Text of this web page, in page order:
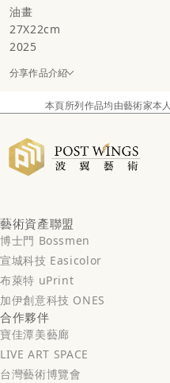
油畫
27X22cm
2025
分享作品介紹
本頁所列作品均由藝術家本
藝術資產聯盟
博士門 Bossmen
宣城科技 Easicolor
布萊特 uPrint
加伊創意科技 ONES
合作夥伴
寶佳潭美藝廊
LIVE ART SPACE
台灣藝術博覽會